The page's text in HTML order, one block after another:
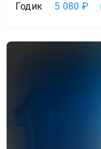
Годик 5 080 ₽